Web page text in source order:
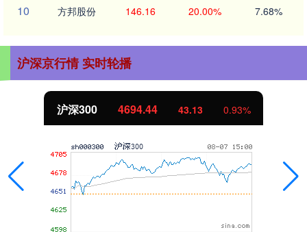
10 方邦股份 146.16 20.00% 7.68%
沪深京行情 实时轮播
沪深300 4694.44 43.13 0.93%